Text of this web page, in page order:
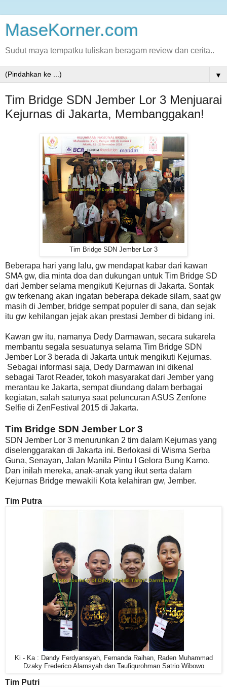
MaseKorner.com
Sudut maya tempatku tuliskan beragam review dan cerita..
▼
Tim Bridge SDN Jember Lor 3 Menjuarai
Kejurnas di Jakarta, Membanggakan!
Tim Bridge SDN Jember Lor 3
Beberapa hari yang lalu, gw mendapat kabar dari kawan
SMA gw, dia minta doa dan dukungan untuk Tim Bridge SD
dari Jember selama mengikuti Kejurnas di Jakarta. Sontak
gw terkenang akan ingatan beberapa dekade silam, saat gw
masih di Jember, bridge sempat populer di sana, dan sejak
itu gw kehilangan jejak akan prestasi Jember di bidang ini.
Kawan gw itu, namanya Dedy Darmawan, secara sukarela
membantu segala sesuatunya selama Tim Bridge SDN
Jember Lor 3 berada di Jakarta untuk mengikuti Kejurnas.
Sebagai informasi saja, Dedy Darmawan ini dikenal
sebagai Tarot Reader, tokoh masyarakat dari Jember yang
merantau ke Jakarta, sempat diundang dalam berbagai
kegiatan, salah satunya saat peluncuran ASUS Zenfone
Selfie di ZenFestival 2015 di Jakarta.
Tim Bridge SDN Jember Lor 3
SDN Jember Lor 3 menurunkan 2 tim dalam Kejurnas yang
diselenggarakan di Jakarta ini. Berlokasi di Wisma Serba
Guna, Senayan, Jalan Manila Pintu I Gelora Bung Karno.
Dan inilah mereka, anak-anak yang ikut serta dalam
Kejurnas Bridge mewakili Kota kelahiran gw, Jember.
Tim Putra
Ki - Ka : Dandy Ferdyansyah, Fernanda Raihan, Raden Muhammad
Dzaky Frederico Alamsyah dan Taufiqurohman Satrio Wibowo
Tim Putri